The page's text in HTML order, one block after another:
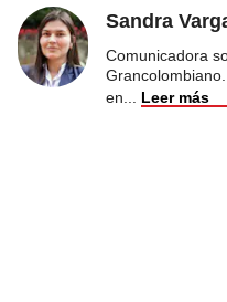
Sandra
Comunicadora
en
Leer más